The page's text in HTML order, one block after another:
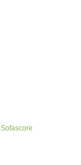
Sofascore